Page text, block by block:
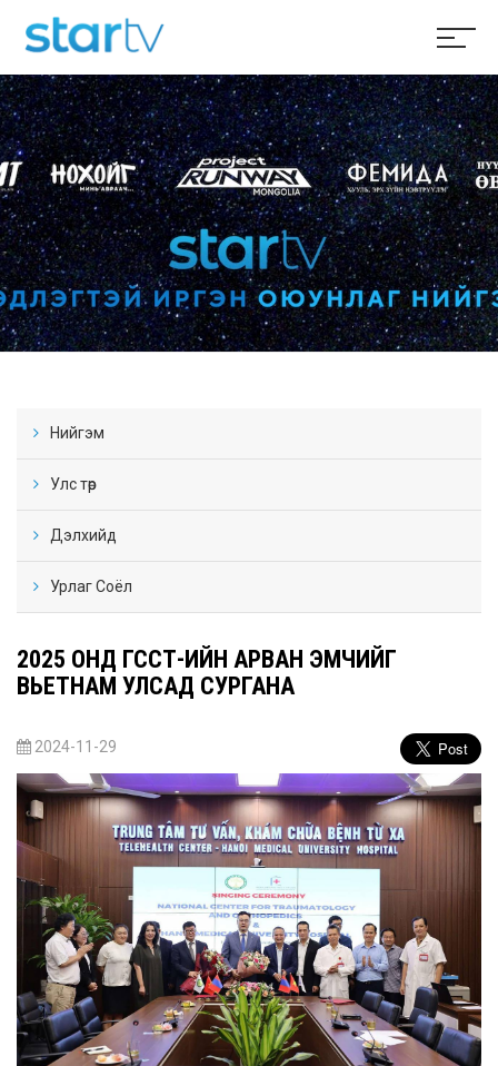
Нийгэм
Улс төр
Дэлхийд
Урлаг Соёл
2025 ОНД ГССҮТ-ИЙН АРВАН ЭМЧИЙГ
ВЬЕТНАМ УЛСАД СУРГАНА
2024-11-29